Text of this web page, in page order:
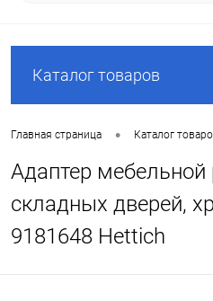
Каталог товаров
Главная страница • Каталог
Адаптер мебельной
складных дверей,
9181648 Hettich